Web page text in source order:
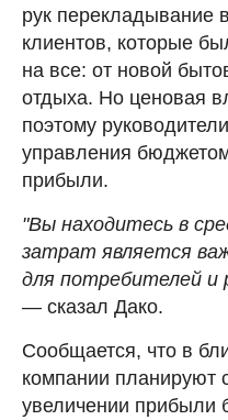
рук перекладывание
клиентов, которые
на все: от новой
отдыха. Но ценовая
поэтому
управления
прибыли.
"Вы находитесь в
затрат является
для потребителей и
— сказал Дако.
Сообщается, что в
компании планируют
увеличении прибыли